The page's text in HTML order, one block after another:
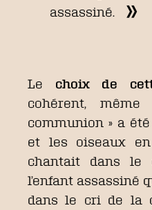
assassiné.
Le choix de
cohérent,
communion » a
et les oiseaux
chantait dans le
l’enfant assassiné
dans le cri de la